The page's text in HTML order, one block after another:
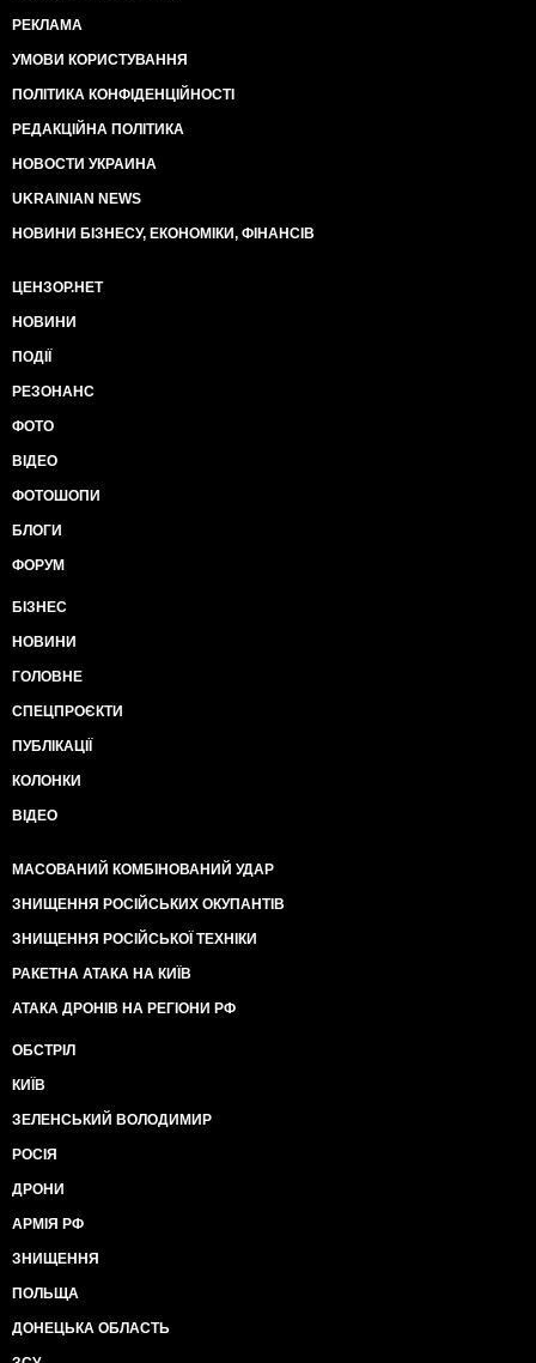
РЕКЛАМА
УМОВИ КОРИСТУВАННЯ
ПОЛІТИКА КОНФІДЕНЦІЙНОСТІ
РЕДАКЦІЙНА ПОЛІТИКА
НОВОСТИ УКРАИНА
UKRAINIAN NEWS
НОВИНИ БІЗНЕСУ, ЕКОНОМІКИ, ФІНАНСІВ
ЦЕНЗОР.НЕТ
НОВИНИ
ПОДІЇ
РЕЗОНАНС
ФОТО
ВІДЕО
ФОТОШОПИ
БЛОГИ
ФОРУМ
БІЗНЕС
НОВИНИ
ГОЛОВНЕ
СПЕЦПРОЄКТИ
ПУБЛІКАЦІЇ
КОЛОНКИ
ВІДЕО
МАСОВАНИЙ КОМБІНОВАНИЙ УДАР
ЗНИЩЕННЯ РОСІЙСЬКИХ ОКУПАНТІВ
ЗНИЩЕННЯ РОСІЙСЬКОЇ ТЕХНІКИ
РАКЕТНА АТАКА НА КИЇВ
АТАКА ДРОНІВ НА РЕГІОНИ РФ
ОБСТРІЛ
КИЇВ
ЗЕЛЕНСЬКИЙ ВОЛОДИМИР
РОСІЯ
ДРОНИ
АРМІЯ РФ
ЗНИЩЕННЯ
ПОЛЬЩА
ДОНЕЦЬКА ОБЛАСТЬ